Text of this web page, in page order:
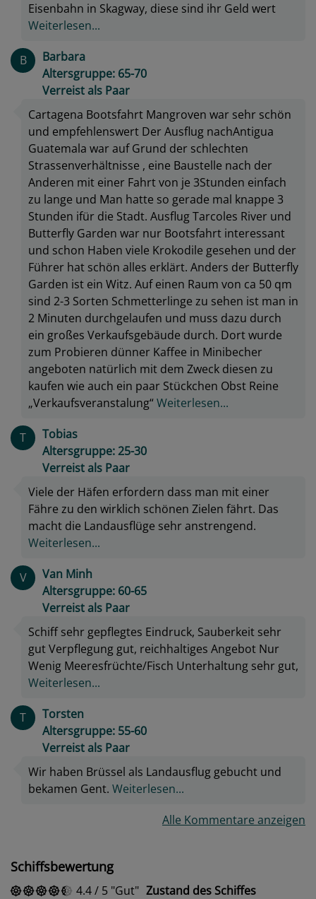
Eisenbahn in Skagway, diese sind ihr Geld wert
Weiterlesen...
B
Barbara
Altersgruppe: 65-70
Verreist als Paar
Cartagena Bootsfahrt Mangroven war sehr schön
und empfehlenswert Der Ausflug nachAntigua
Guatemala war auf Grund der schlechten
Strassenverhältnisse , eine Baustelle nach der
Anderen mit einer Fahrt von je 3Stunden einfach
zu lange und Man hatte so gerade mal knappe 3
Stunden ifür die Stadt. Ausflug Tarcoles River und
Butterfly Garden war nur Bootsfahrt interessant
und schon Haben viele Krokodile gesehen und der
Führer hat schön alles erklärt. Anders der Butterfly
Garden ist ein Witz. Auf einen Raum von ca 50 qm
sind 2-3 Sorten Schmetterlinge zu sehen ist man in
2 Minuten durchgelaufen und muss dazu durch
ein großes Verkaufsgebäude durch. Dort wurde
zum Probieren dünner Kaffee in Minibecher
angeboten natürlich mit dem Zweck diesen zu
kaufen wie auch ein paar Stückchen Obst Reine
„Verkaufsveranstalung“Weiterlesen...
T
Tobias
Altersgruppe: 25-30
Verreist als Paar
Viele der Häfen erfordern dass man mit einer
Fähre zu den wirklich schönen Zielen fährt. Das
macht die Landausflüge sehr anstrengend.
Weiterlesen...
V
Van Minh
Altersgruppe: 60-65
Verreist als Paar
Schiff sehr gepflegtes Eindruck, Sauberkeit sehr
gut Verpflegung gut, reichhaltiges Angebot Nur
Wenig Meeresfrüchte/Fisch Unterhaltung sehr gut,
Weiterlesen...
T
Torsten
Altersgruppe: 55-60
Verreist als Paar
Wir haben Brüssel als Landausflug gebucht und
bekamen Gent. Weiterlesen...
Alle Kommentare anzeigen
Schiffsbewertung
4.4/ 5 Gut
Zustand des Schiffes